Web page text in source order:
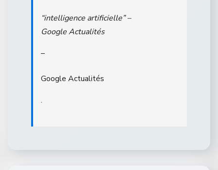
“intelligence artificielle” –
Google Actualités
–
Google Actualités
.